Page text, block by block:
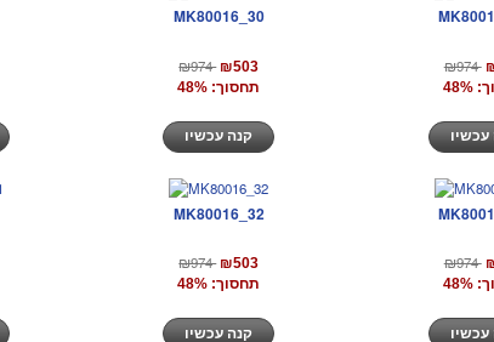
MK80016_30
₪974 ₪503
תחסוך: 48%
₪974
MK80016_32
₪974 ₪503
תחסוך: 48%
₪974